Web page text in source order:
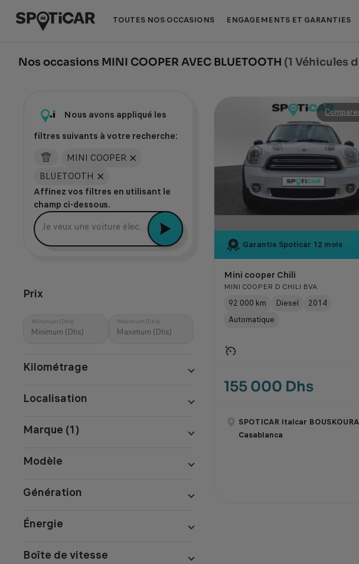
contenu
TOUTES NOS OCCASIONS ENGAGEMENTS ET GARANTIES
Nos occasions MINI COOPER AVEC BLUETOOTH (1 Véhicules
Nous avons appliqué les
filtres suivants à votre recherche:
MINI COOPER
BLUETOOTH
Affinez vos filtres en utilisant le
champ ci-dessous.
Je veux une voiture électrique récente
Prix
Minimum (Dhs) Maximum (Dhs)
Kilométrage
Localisation
Marque (1)
Modèle
Génération
Énergie
Boîte de vitesse
Garantie Spoticar 12 mois
Mini cooper Chili
MINI COOPER D CHILI BVA
92 000 km Diesel
2014
Automatique
155 000 Dhs
SPOTICAR Italcar BOUSKOURA
Casablanca